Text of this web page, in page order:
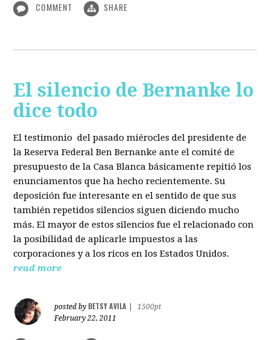
COMMENT SHARE
El silencio de Bernanke lo
dice todo
El testimonio del pasado miérocles del presidente de
la Reserva Federal Ben Bernanke ante el comité de
presupuesto de la Casa Blanca básicamente repitió los
enunciamentos que ha hecho recientemente. Su
deposición fue interesante en el sentido de que sus
también repetidos silencios siguen diciendo mucho
más. El mayor de estos silencios fue el relacionado con
la posibilidad de aplicarle impuestos a las
corporaciones y a los ricos en los Estados Unidos.
read more
posted by BETSY AVILA
1500pt
February 22, 2011